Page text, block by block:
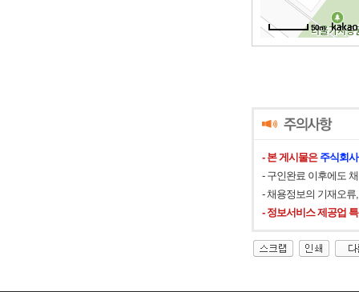
50m
50m
- 본 게시물은 주식회
- 구인완료 이후에도
- 채용정보의 기재오
- 정보서비스 제공업